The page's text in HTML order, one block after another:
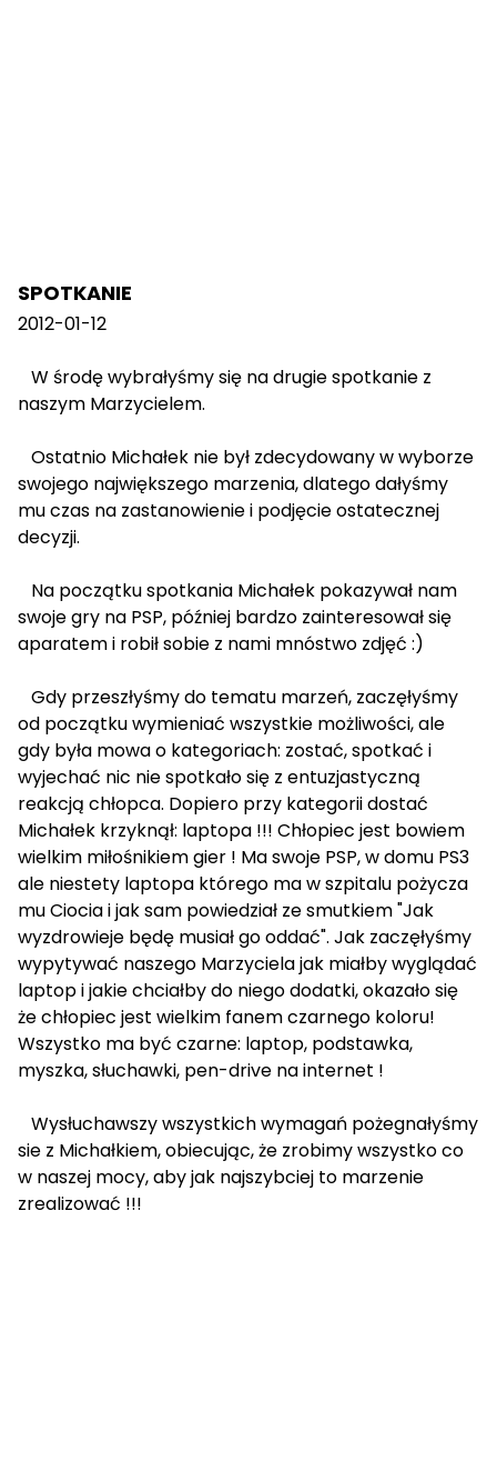
SPOTKANIE
2012-01-12
W środę wybrałyśmy się na drugie spotkanie z
naszym Marzycielem.
Ostatnio Michałek nie był zdecydowany w wyborze
swojego największego marzenia, dlatego dałyśmy
mu czas na zastanowienie i podjęcie ostatecznej
decyzji.
Na początku spotkania Michałek pokazywał nam
swoje gry na PSP, później bardzo zainteresował się
aparatem i robił sobie z nami mnóstwo zdjęć :)
Gdy przeszłyśmy do tematu marzeń, zaczęłyśmy
od początku wymieniać wszystkie możliwości, ale
gdy była mowa o kategoriach: zostać, spotkać i
wyjechać nic nie spotkało się z entuzjastyczną
reakcją chłopca. Dopiero przy kategorii dostać
Michałek krzyknął: laptopa !!! Chłopiec jest bowiem
wielkim miłośnikiem gier ! Ma swoje PSP, w domu PS3
ale niestety laptopa którego ma w szpitalu pożycza
mu Ciocia i jak sam powiedział ze smutkiem "Jak
wyzdrowieje będę musiał go oddać". Jak zaczęłyśmy
wypytywać naszego Marzyciela jak miałby wyglądać
laptop i jakie chciałby do niego dodatki, okazało się
że chłopiec jest wielkim fanem czarnego koloru!
Wszystko ma być czarne: laptop, podstawka,
myszka, słuchawki, pen-drive na internet !
Wysłuchawszy wszystkich wymagań pożegnałyśmy
sie z Michałkiem, obiecując, że zrobimy wszystko co
w naszej mocy, aby jak najszybciej to marzenie
zrealizować !!!